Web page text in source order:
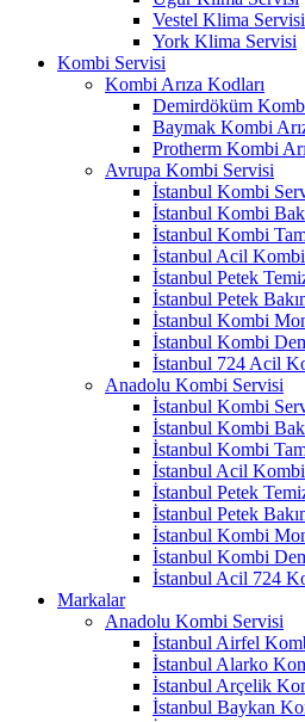
Vestel Klima Servisi
York Klima Servisi
Kombi Servisi
Kombi Arıza Kodları
Demirdöküm
Baymak Kombi
Protherm Kombi
Avrupa Kombi Servisi
İstanbul Kombi
İstanbul Kombi
İstanbul Kombi
İstanbul Acil
İstanbul Petek
İstanbul Petek
İstanbul Kombi
İstanbul Kombi
İstanbul 724 Acil
Anadolu Kombi Servisi
İstanbul Kombi
İstanbul Kombi
İstanbul Kombi
İstanbul Acil
İstanbul Petek
İstanbul Petek
İstanbul Kombi
İstanbul Kombi
İstanbul Acil 724
Markalar
Anadolu Kombi Servisi
İstanbul Airfel
İstanbul Alarko
İstanbul Arçelik
İstanbul Baykan